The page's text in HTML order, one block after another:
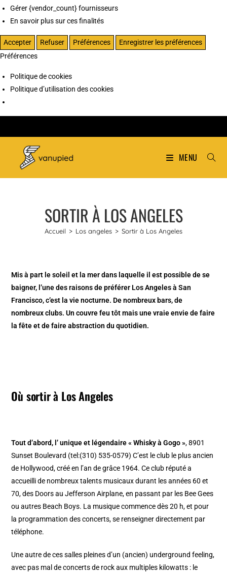
Gérer {vendor_count} fournisseurs
En savoir plus sur ces finalités
Accepter Refuser Préférences
Enregistrer les préférences
Préférences
Politique de cookies
Politique d’utilisation des cookies
MENU
SORTIR À LOS ANGELES
Accueil > Los angeles > Sortir à Los Angeles
Mis à part le soleil et la mer dans laquelle il est possible de se
baigner, l’une des raisons de préférer Los Angeles à San
Francisco, c’est la vie nocturne. De nombreux bars, de
nombreux clubs. Un couvre feu tôt mais une vraie envie de faire
la fête et de faire abstraction du quotidien.
Où sortir à Los Angeles
Tout d’abord, l’unique et légendaire«Whisky à Gogo», 8901
Sunset Boulevard (tel:(310) 535-0579) C’est le club le plus ancien
de Hollywood, créé en l’an de grâce 1964. Ce club réputé a
accueilli de nombreux talents musicaux durant les années 60 et
70, des Doors au Jefferson Airplane, en passant par les Bee Gees
ou autres Beach Boys. La musique commence dès 20 h, et pour
la programmation des concerts, se renseigner directement par
téléphone.
Une autre de ces salles pleines d’un (ancien) underground feeling,
avec pas mal de concerts de rock aux multiples kilowatts : le